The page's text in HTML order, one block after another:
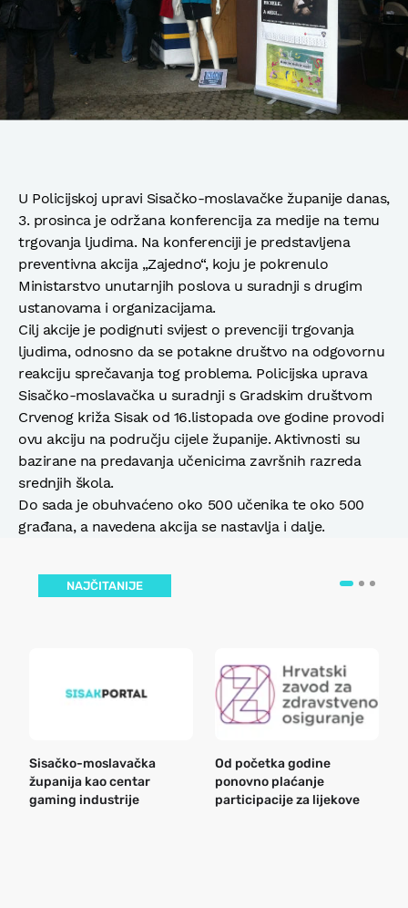
U Policijskoj upravi Sisačko-moslavačke županije danas,
3. prosinca je održana konferencija za medije na temu
trgovanja ljudima. Na konferenciji je predstavljena
preventivna akcija „Zajedno“, koju je pokrenulo
Ministarstvo unutarnjih poslova u suradnji s drugim
ustanovama i organizacijama.
Cilj akcije je podignuti svijest o prevenciji trgovanja
ljudima, odnosno da se potakne društvo na odgovornu
reakciju sprečavanja tog problema. Policijska uprava
Sisačko-moslavačka u suradnji s Gradskim društvom
Crvenog križa Sisak od 16.listopada ove godine provodi
ovu akciju na području cijele županije. Aktivnosti su
bazirane na predavanja učenicima završnih razreda
srednjih škola.
Do sada je obuhvaćeno oko 500 učenika te oko 500
građana, a navedena akcija se nastavlja i dalje.
NAJČITANIJE
Sisačko-moslavačka
županija kao centar
gaming industrije
Od početka godine
ponovno plaćanje
participacije za lijekove